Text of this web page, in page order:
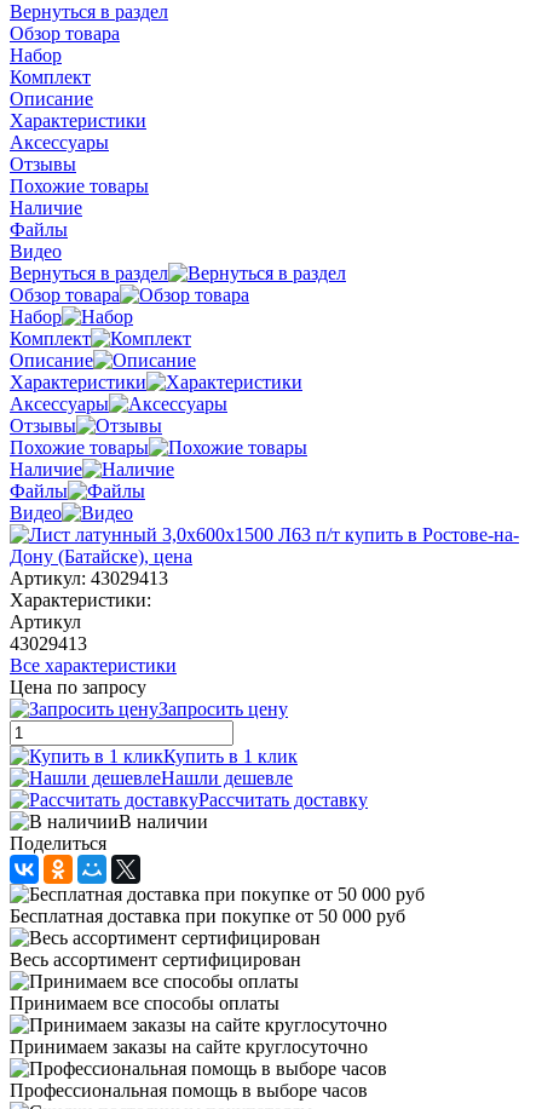
Вернуться в раздел
Обзор товара
Набор
Комплект
Описание
Характеристики
Аксессуары
Отзывы
Похожие товары
Наличие
Файлы
Видео
Вернуться в раздел
Обзор товара
Набор
Комплект
Описание
Характеристики
Аксессуары
Отзывы
Похожие товары
Наличие
Файлы
Видео
Артикул: 43029413
Характеристики:
Артикул
43029413
Все характеристики
Цена по запросу
Запросить цену
Купить в 1 клик
Нашли дешевле
Рассчитать доставку
В наличии
Поделиться
Бесплатная доставка при покупке от 50 000 руб
Весь ассортимент сертифицирован
Принимаем все способы оплаты
Принимаем заказы на сайте круглосуточно
Профессиональная помощь в выборе часов